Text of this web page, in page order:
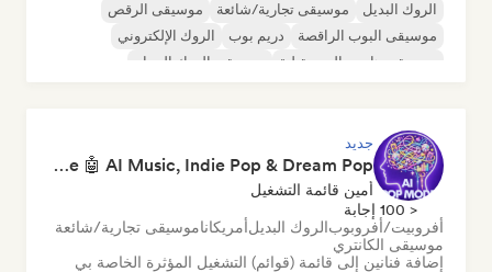
الروك البديل موسيقى تجارية/شائعة
موسيقى الرقص
موسيقى البوب الراقصة
دريم بوب
الروك الإلكتروني
موسيقى هاوس المستقبلية
موسيقى الروك الجراج
جديد
Pop Machine Mode 🤖 AI Music, Indie Pop & Dream Pop
أمين قائمة التشغيل
< 100 إجابة
أفروبيت/أفروبوبالروك البديلأمريكاناموسيقى تجارية/شائعة
موسيقى الكانتري
إضافة فنانين إلى قائمة (قوائم) التشغيل المؤثرة الخاصة بي